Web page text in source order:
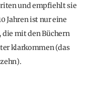
und empfiehlt sie
Jahren ist nur eine
mit den Büchern
klarkommen (das